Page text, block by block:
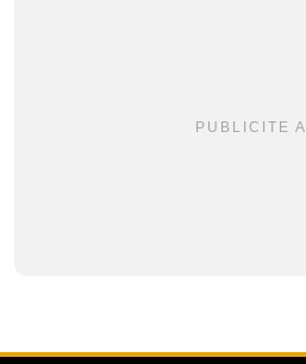
PUBLICITE